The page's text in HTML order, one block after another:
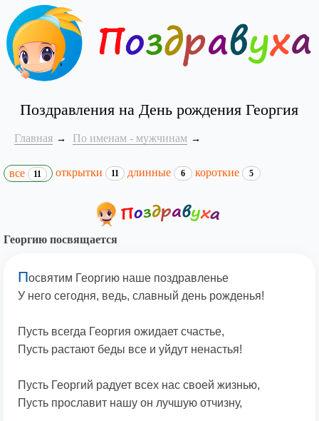
Поздравления на День рождения Георгия
Главная По именам - мужчинам
все 11 открытки 11 длинные 6 короткие 5
Георгию посвящается
Посвятим Георгию наше поздравленье
У него сегодня, ведь, славный день рожденья!
Пусть всегда Георгия ожидает счастье,
Пусть растают беды все и уйдут ненастья!
Пусть Георгий радует всех нас своей жизнью,
Пусть прославит нашу он лучшую отчизну,